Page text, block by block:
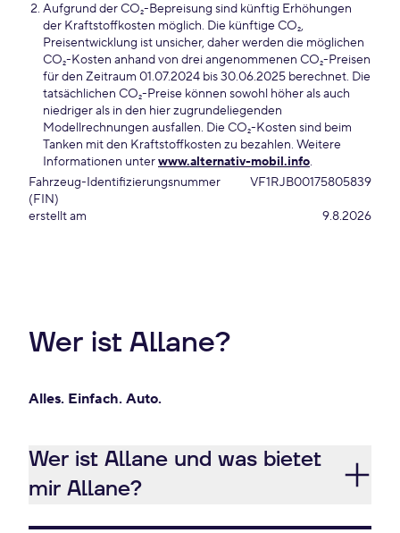
Aufgrund der CO₂-Bepreisung sind künftig Erhöhungen
der Kraftstoffkosten möglich. Die künftige CO₂,
Preisentwicklung ist unsicher, daher werden die möglichen
CO₂-Kosten anhand von drei angenommenen CO₂-Preisen
für den Zeitraum 01.07.2024 bis 30.06.2025 berechnet. Die
tatsächlichen CO₂-Preise können sowohl höher als auch
niedriger als in den hier zugrundeliegenden
Modellrechnungen ausfallen. Die CO₂-Kosten sind beim
Tanken mit den Kraftstoffkosten zu bezahlen. Weitere
Informationen unterwww.alternativ-mobil.info.
Fahrzeug-Identifizierungsnummer
(FIN)
VF1RJB00175805839
erstellt am 9.8.2026
Wer ist Allane?
Alles. Einfach. Auto.
Wer ist Allane und was bietet
mir Allane?